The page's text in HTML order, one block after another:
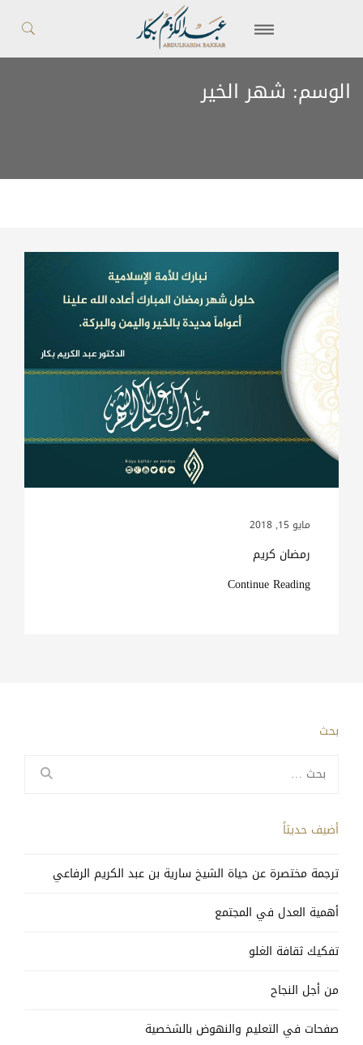
الوسم: شهر الخير
مايو 15, 2018
رمضان كريم
Continue Reading
بحث
عن:
أضيف حديثاً
ترجمة مختصرة عن حياة الشيخ سارية بن عبد الكريم الرفاعي
أهمية العدل في المجتمع
تفكيك ثقافة الغلو
من أجل النجاح
صفحات في التعليم والنهوض بالشخصية